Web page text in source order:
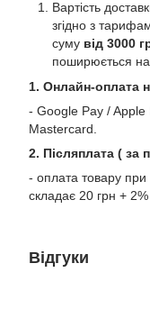
Вартість
згідно з
суму від 3000
поширюється на
1. Онлайн-оплата
- Google Pay / Apple
Mastercard.
2. Післяплата ( за
- оплата товару
складає 20 грн +
Відгуки